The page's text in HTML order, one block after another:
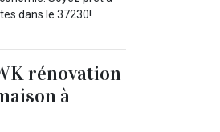
dans le 37230!
rénovation
à